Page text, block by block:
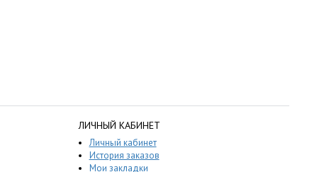
ЛИЧНЫЙ КАБИНЕТ
Личный кабинет
История заказов
Мои закладки